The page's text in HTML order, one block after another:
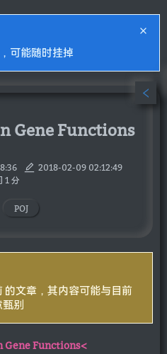
可能随时挂掉
Gene Functions
2018-02-09 02:12:49
1 分
POJ
的文章，其内容可能与目前
别
Gene Functions<